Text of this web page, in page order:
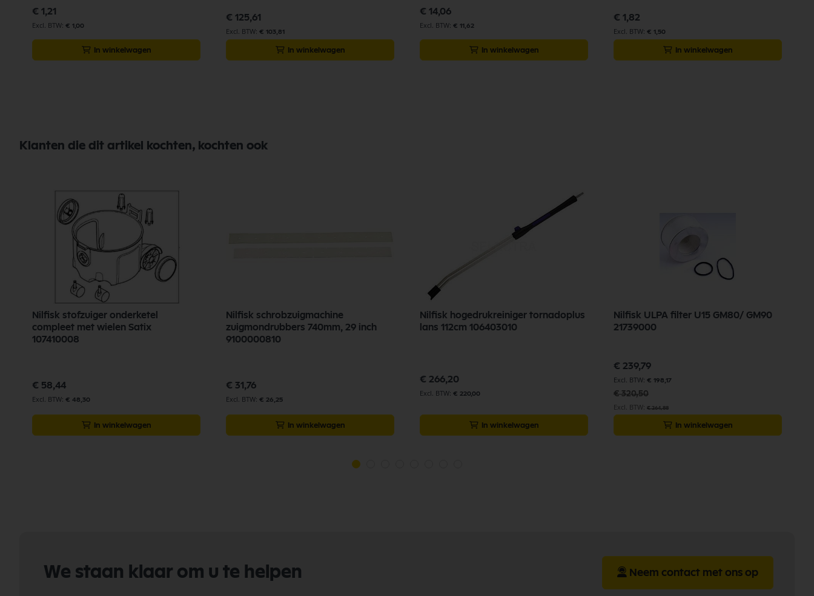
€ 1,21
€ 1,00
In winkelwagen
€ 125,61
€ 103,81
In winkelwagen
€ 14,06
€ 11,62
In winkelwagen
€ 1,82
€ 1,50
In winkelwagen
Klanten die dit artikel kochten, kochten ook
Nilfisk stofzuiger onderketel
compleet met wielen Satix
107410008
€ 58,44
€ 48,30
In winkelwagen
Nilfisk schrobzuigmachine
zuigmondrubbers 740mm, 29 inch
9100000810
€ 31,76
€ 26,25
In winkelwagen
Nilfisk hogedrukreiniger tornadoplus
lans 112cm 106403010
€ 266,20
€ 220,00
In winkelwagen
Nilfisk ULPA filter U15 GM80/ GM90
21739000
Speciale
prijs
€ 239,79
€ 198,17
€ 320,50
€ 264,88
In winkelwagen
We staan klaar om u te helpen Neem contact met ons op